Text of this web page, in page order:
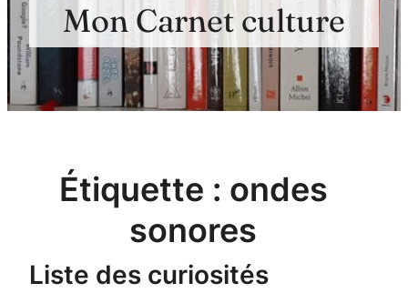
Mon Carnet culture
Étiquette : ondes
sonores
Liste des curiosités